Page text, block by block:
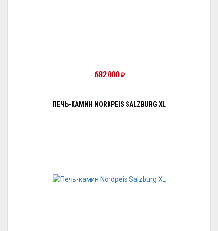
682 000₽
ПЕЧЬ-КАМИН NORDPEIS SALZBURG XL